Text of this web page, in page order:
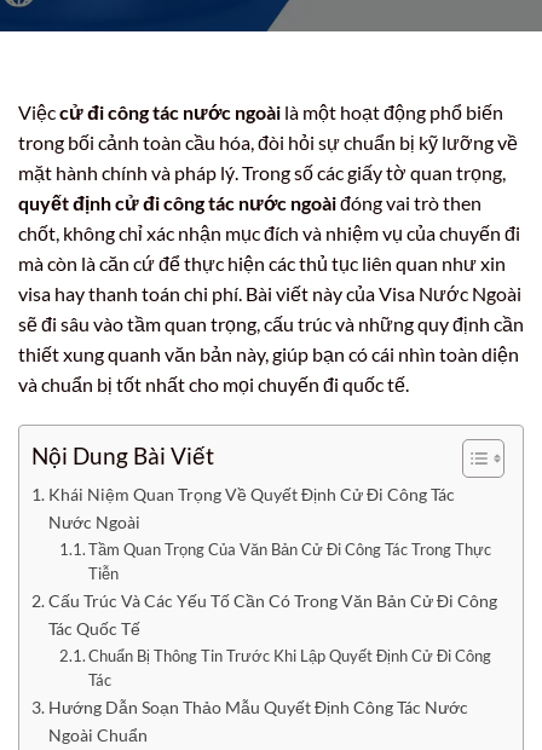
Việccử đi công tác nước ngoài là một hoạt động phổ biến
trong bối cảnh toàn cầu hóa, đòi hỏi sự chuẩn bị kỹ lưỡng về
mặt hành chính và pháp lý. Trong số các giấy tờ quan trọng,
quyết định cử đi công tác nước ngoàiđóng vai trò then
chốt, không chỉ xác nhận mục đích và nhiệm vụ của chuyến đi
mà còn là căn cứ để thực hiện các thủ tục liên quan như xin
visa hay thanh toán chi phí. Bài viết này của Visa Nước Ngoài
sẽ đi sâu vào tầm quan trọng, cấu trúc và những quy định cần
thiết xung quanh văn bản này, giúp bạn có cái nhìn toàn diện
và chuẩn bị tốt nhất cho mọi chuyến đi quốc tế.
Nội Dung Bài Viết
Khái Niệm Quan Trọng Về Quyết Định Cử Đi Công Tác
Nước Ngoài
Tầm Quan Trọng Của Văn Bản Cử Đi Công Tác Trong Thực
Tiễn
Cấu Trúc Và Các Yếu Tố Cần Có Trong Văn Bản Cử Đi Công
Tác Quốc Tế
Chuẩn Bị Thông Tin Trước Khi Lập Quyết Định Cử Đi Công
Tác
Hướng Dẫn Soạn Thảo Mẫu Quyết Định Công Tác Nước
Ngoài Chuẩn